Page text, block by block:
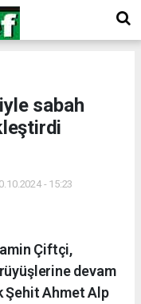
sabah
- 15:23
Çiftçi,
devam
Şehit Ahmet Alp